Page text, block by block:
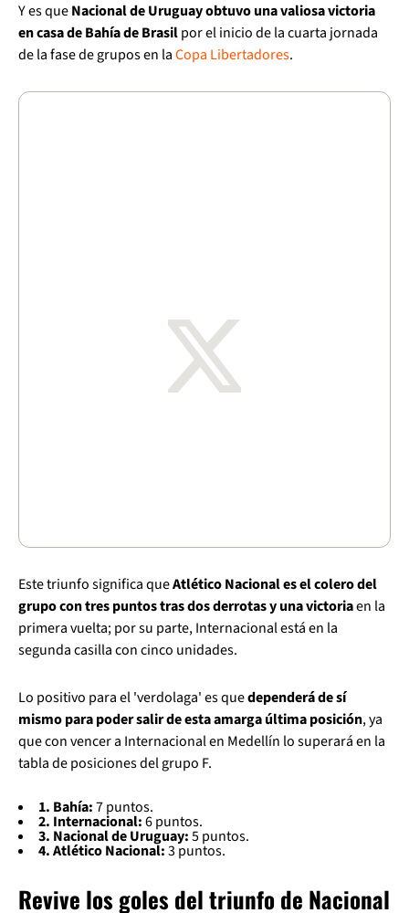
Y es queNacional de Uruguay obtuvo una valiosa victoria
en casa de Bahía de Brasilpor el inicio de la cuarta jornada
de la fase de grupos en laCopa Libertadores.
Este triunfo significa queAtlético Nacional es el colero del
grupo con tres puntos tras dos derrotas y una victoriaen la
primera vuelta; por su parte, Internacional está en la
segunda casilla con cinco unidades.
Lo positivo para el 'verdolaga' es quedependerá de sí
mismo para poder salir de esta amarga última posición, ya
que con vencer a Internacional en Medellín lo superará en la
tabla de posiciones del grupo F.
1. Bahía:7 puntos.
2. Internacional:6 puntos.
3. Nacional de Uruguay:5 puntos.
4. Atlético Nacional:3 puntos.
Revive los goles del triunfo de Nacional